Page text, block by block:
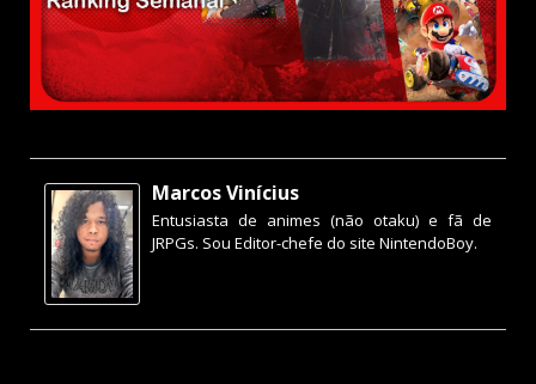
Marcos Vinícius
Entusiasta de animes (não otaku) e fã de
JRPGs. Sou Editor-chefe do site NintendoBoy.